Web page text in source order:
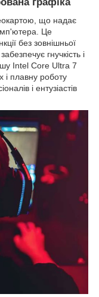
що надає
Це
без зовнішньої
гнучкість і
Intel Core Ultra 7
і плавну роботу
і ентузіастів